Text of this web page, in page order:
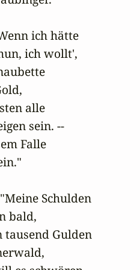
ich hätte
ich wollt',
alle
sein. --
Falle
Schulden
bald,
tausend Gulden